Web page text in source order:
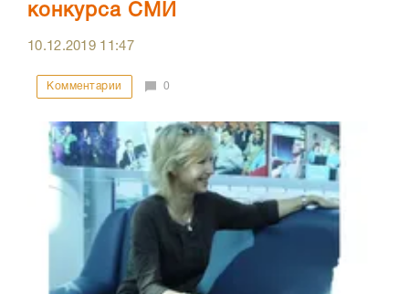
конкурса СМИ
10.12.2019 11:47
Комментарии 0